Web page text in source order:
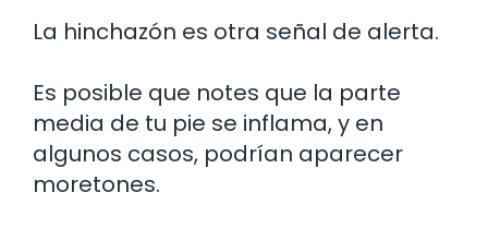
La hinchazón es otra señal de alerta.
Es posible que notes que la parte
media de tu pie se inflama, y en
algunos casos, podrían aparecer
moretones.